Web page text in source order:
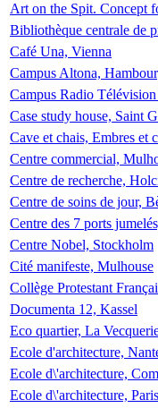
Art on the Spit. Concept
Bibliothèque centrale de
Café Una, Vienna
Campus Altona,
Campus Radio
Case study house, Saint
Cave et chais, Embres et
Centre commercial,
Centre de recherche,
Centre de soins de jour,
Centre des 7 ports
Centre Nobel, Stockholm
Cité manifeste, Mulhouse
Collège Protestant
Documenta 12, Kassel
Eco quartier, La
Ecole d'architecture,
Ecole d\'architecture,
Ecole d\'architecture,